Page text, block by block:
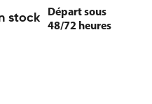
stock
Départ sous
48/72 heures